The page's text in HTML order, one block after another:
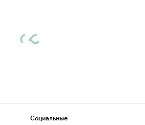
Социальные